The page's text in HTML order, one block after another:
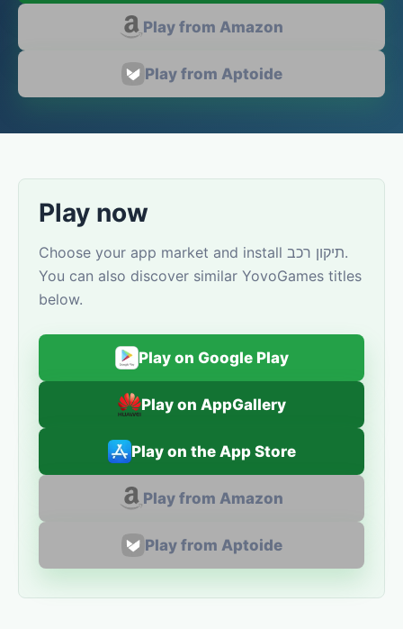
Play from Amazon
Play from Aptoide
Play now
Choose your app market and install תיקון רכב.
You can also discover similar YovoGames titles
below.
Play on Google Play
Play on AppGallery
Play on the App Store
Play from Amazon
Play from Aptoide